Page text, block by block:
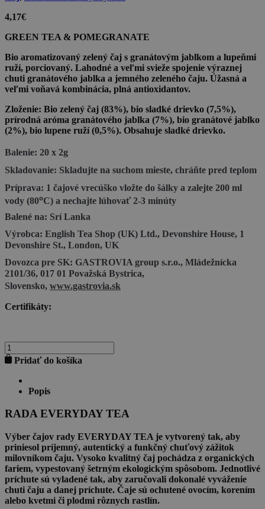
4,17€
GREEN TEA & POMEGRANATE
Bio aromatizovaný zelený čaj s granátovým jablkom a lupeňmi
ruží, porciovaný. Lahodné a veľmi svieže spojenie výraznej
chuti granátového jablka a jemného zeleného čaju. Úžasná a
veľmi voňavá kombinácia, plná antioxidantov.
Zloženie: Bio zelený čaj (83%), bio sladké drievko (7,5%),
prírodná aróma granátového jablka (7%), bio granátové jablko
(2%), bio lupene ruží (0,5%). Obsahuje sladké drievko.
Balenie: 20 x 2g
Skladovanie: Skladujte na suchom mieste, chráňte pred teplom
Príprava: 1 čajové vrecúško vložte do šálky a zalejte 200 ml
vody (80ºC) a nechajte lúhovať 2-3 minúty
Balené na: Srí Lanka
Výrobca: English Tea Shop (UK) Ltd., Devonshire House, 1
Devonshire St., London, UK
Dovozca pre SK: GASTROVIA group s.r.o., Mládežnícka
2101/36, 017 01 Považská Bystrica,
Slovensko, www.gastrovia.sk
Certifikáty:
množstvo
ETS
ZELENÝ
ČAJ
GRANÁTOVÝM
JABLKOM
Pridať do košíka
Popis
RADA EVERYDAY TEA
Výber čajov rady EVERYDAY TEA je vytvorený tak, aby
priniesol príjemný, autentický a funkčný chuťový zážitok
milovníkom čaju. Vysoko kvalitný čaj pochádza z organických
fariem, vypestovaný šetrným ekologickým spôsobom. Jednotlivé
príchute sú vyladené tak, aby zaručovali dokonalé vyváženie
chuti čaju a danej príchute. Čaje sú ochutené ovocím, korením
alebo kvetmi či plodmi rôznych rastlín.